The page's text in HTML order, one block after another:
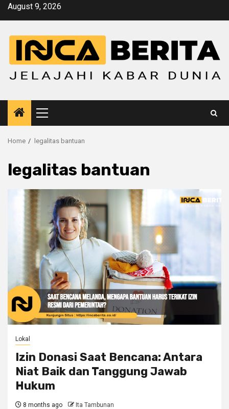
SkipAugust 9, 2026
Primary
Menu
Home legalitas bantuan
legalitas bantuan
Lokal
Izin Donasi Saat Bencana: Antara
Niat Baik dan Tanggung Jawab
Hukum
8 months ago Ita Tambunan